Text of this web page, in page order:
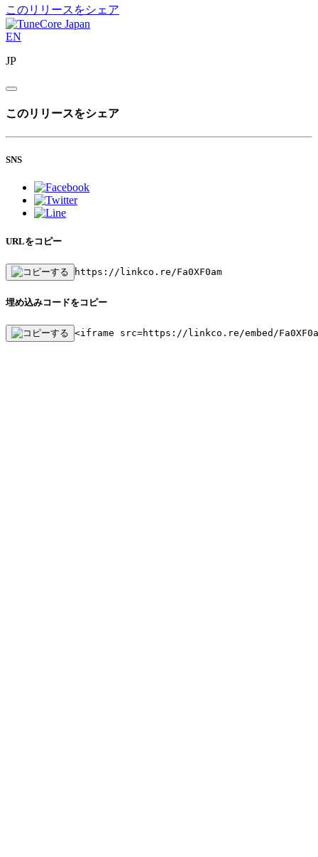
このリリースをシェア
EN
JP
このリリースをシェア
SNS
URLをコピー
https://linkco.re/Fa0XF0am
埋め込みコードをコピー
<iframe src=https://linkco.re/embed/